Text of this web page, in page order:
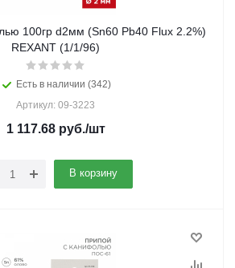
100гр d2мм (Sn60 Pb40 Flux 2.2%)
REXANT (1/1/96)
Есть в наличии (342)
Артикул: 09-3223
1 117.68руб./шт
В корзину